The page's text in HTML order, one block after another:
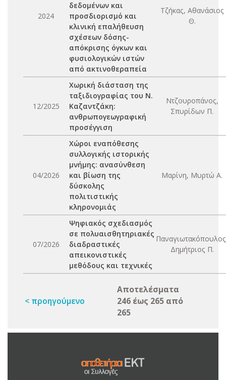
2024
δεδομένων και
προσδιορισμό και
κλινική επαλήθευση
σχέσεων δόσης-
απόκρισης όγκων και
φυσιολογικών ιστών
από ακτινοθεραπεία
Τζήκας, Αθανάσιος
Θ.
12/2025
Χωρική διάσταση της
ταξιδιογραφίας του Ν.
Καζαντζάκη:
ανθρωπογεωγραφική
προσέγγιση
Ντζουροπάνος,
Σπυρίδων Π.
04/2026
Χώροι εναπόθεσης
συλλογικής ιστορικής
μνήμης: ανασύνθεση
και βίωση της
δύσκολης
πολιτιστικής
κληρονομιάς
Μαρίνη, Μυρτώ Α.
07/2026
Ψηφιακός σχεδιασμός
σε πολυαισθητηριακές
διαδραστικές
απεικονιστικές
μεθόδους και τεχνικές
Δημήτριος Π.
< προηγούμενο
Αποτελέσματα
246 έως 265 από
265